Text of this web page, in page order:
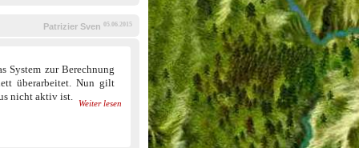
05.06.2015
Patrizier Sven
System zur Berechnung
überarbeitet. Nun gilt
nicht aktiv ist.
Weiter lesen